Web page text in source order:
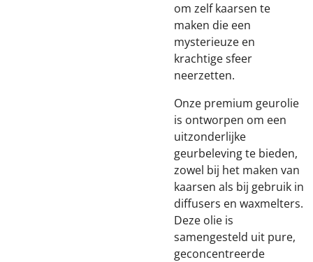
om zelf kaarsen te
maken die een
mysterieuze en
krachtige sfeer
neerzetten.
Onze premium geurolie
is ontworpen om een
uitzonderlijke
geurbeleving te bieden,
zowel bij het maken van
kaarsen als bij gebruik in
diffusers en waxmelters.
Deze olie is
samengesteld uit pure,
geconcentreerde